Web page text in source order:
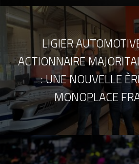
LIGIER
ACTIONNAIRE
: UNE NOUVELLE
MONOPLACE